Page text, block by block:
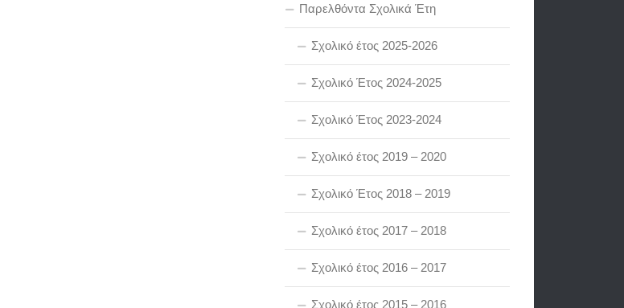
Παρελθόντα Σχολικά Έτη
Σχολικό έτος 2025-2026
Σχολικό Έτος 2024-2025
Σχολικό Έτος 2023-2024
Σχολικό έτος 2019 – 2020
Σχολικό Έτος 2018 – 2019
Σχολικό έτος 2017 – 2018
Σχολικό έτος 2016 – 2017
Σχολικό έτος 2015 – 2016